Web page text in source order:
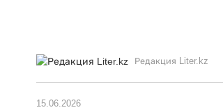
Редакция Liter.kz
15.06.2026